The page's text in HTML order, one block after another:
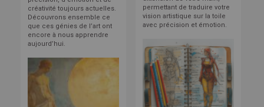
créativité toujours actuelles.
Découvrons ensemble ce
que ces génies de l’art ont
encore à nous apprendre
aujourd’hui.
permettant de traduire votre
vision artistique sur la toile
avec précision et émotion.